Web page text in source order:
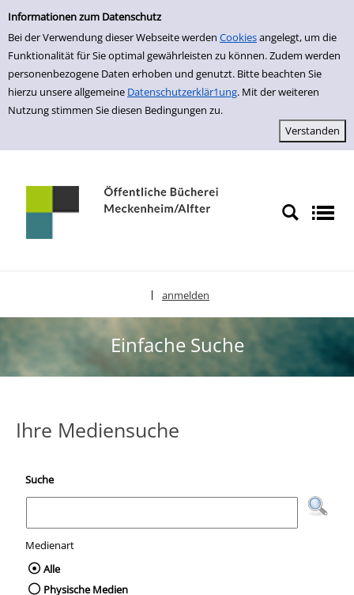
Einfache Suche
Informationen zum Datenschutz
Bei der Verwendung dieser Webseite werden Cookiesangelegt, um die
Funktionalität für Sie optimal gewährleisten zu können. Zudem werden
personenbezogene Daten erhoben und genutzt. Bitte beachten Sie
hierzu unsere allgemeine Datenschutzerklär1ung. Mit der weiteren
Nutzung stimmen Sie diesen Bedingungen zu.
zur Navigation springen
zum Inhalt springen
Zu den Suchfiltern springen
Zur Trefferliste springen
anmelden
Einfache Suche
Ihre Mediensuche
Suche
Medienart
Wählen Sie die Medienart nach der Sie
Alle
Physische Medien